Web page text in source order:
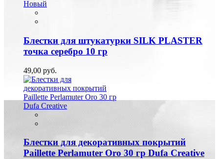
Новый
Блестки для штукатурки SILK PLASTER
точка серебро 10 гр
49,00 руб.
Блестки для декоративных покрытий
Paillette Perlamuter Oro 30 гр Dufa Creative